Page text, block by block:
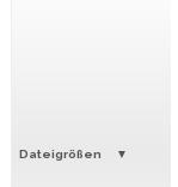
Dateigrößen